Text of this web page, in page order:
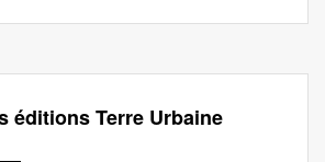
éditions Terre Urbaine